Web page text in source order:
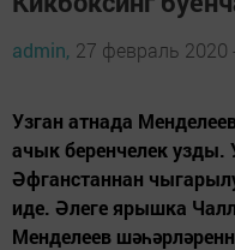
admin, 27 февраль 2020
Узган атнада
ачык беренчелек узды.
Әфганстаннан
иде. Әлеге ярышка
Менделеев